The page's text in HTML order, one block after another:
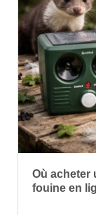
Où acheter
fouine en